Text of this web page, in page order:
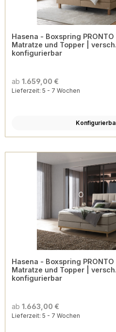
Hasena - Boxspring PRONTO Solara | inkl.
Matratze und Topper |
konfigurierbar
ab 1.659,00 €
Lieferzeit: 5 - 7 Wochen
Hasena - Boxspring PRONTO Stefania | inkl.
Matratze und Topper |
konfigurierbar
ab 1.663,00 €
Lieferzeit: 5 - 7 Wochen